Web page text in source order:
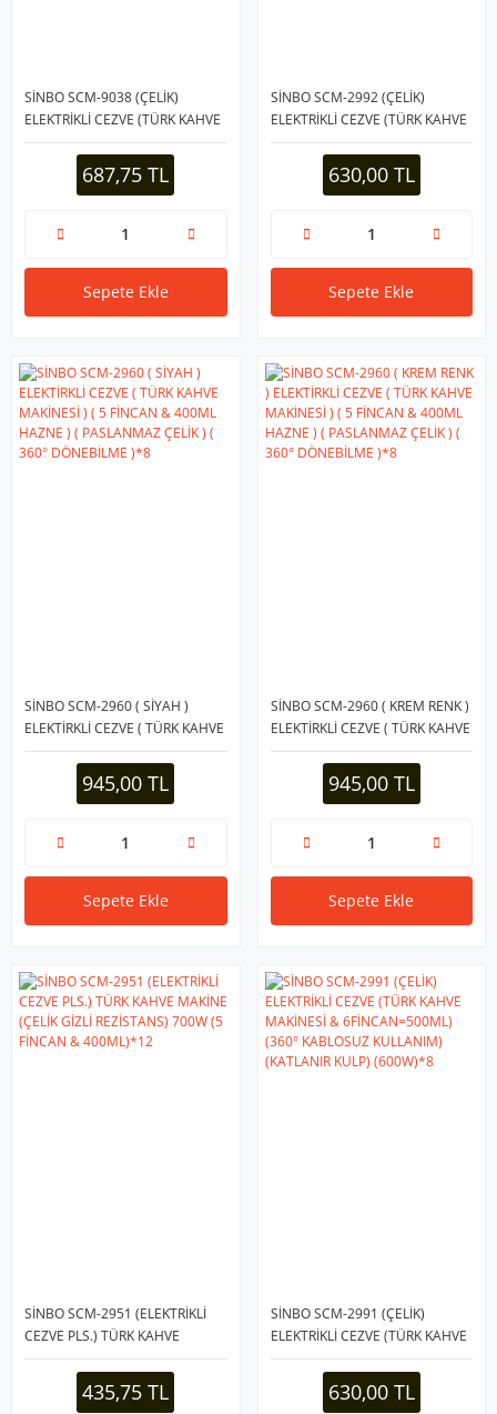
SİNBO SCM-9038 (ÇELİK)
ELEKTRİKLİ CEZVE (TÜRK KAHVE
MAKİNESİ & 6FİNCAN=500ML)
(360° KABLOSUZ KULLANIM)
(KATLANIR KULP)*8
687,75 TL
Sepete Ekle
SİNBO SCM-2992 (ÇELİK)
ELEKTRİKLİ CEZVE (TÜRK KAHVE
MAKİNESİ & 6FİNCAN=500ML)
(360° KABLOSUZ KULLANIM)
(600W)*8630,00 TL
Sepete Ekle
SİNBO SCM-2960 ( SİYAH )
ELEKTİRKLİ CEZVE ( TÜRK KAHVE
MAKİNESİ ) ( 5 FİNCAN & 400ML
HAZNE ) ( PASLANMAZ ÇELİK ) (
360° DÖNEBİLME )*8
945,00 TL
Sepete Ekle
SİNBO SCM-2960 ( KREM RENK )
ELEKTİRKLİ CEZVE ( TÜRK KAHVE
MAKİNESİ ) ( 5 FİNCAN & 400ML
HAZNE ) ( PASLANMAZ ÇELİK ) (
360° DÖNEBİLME )*8
945,00 TL
Sepete Ekle
SİNBO SCM-2951 (ELEKTRİKLİ
CEZVE PLS.) TÜRK KAHVE
MAKİNE (ÇELİK GİZLİ
REZİSTANS) 700W (5 FİNCAN &
400ML)*12435,75 TL
SİNBO SCM-2991 (ÇELİK)
ELEKTRİKLİ CEZVE (TÜRK KAHVE
MAKİNESİ & 6FİNCAN=500ML)
(360° KABLOSUZ KULLANIM)
(KATLANIR KULP) (600W)*8
630,00 TL